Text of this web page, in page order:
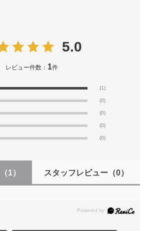
5.0
レビュー件数： 1件
(1)
(0)
(0)
(0)
(0)
（1） スタッフレビュー（0）